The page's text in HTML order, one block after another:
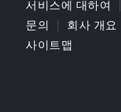
서비스에 대하여
문의
회사 개요
사이트맵